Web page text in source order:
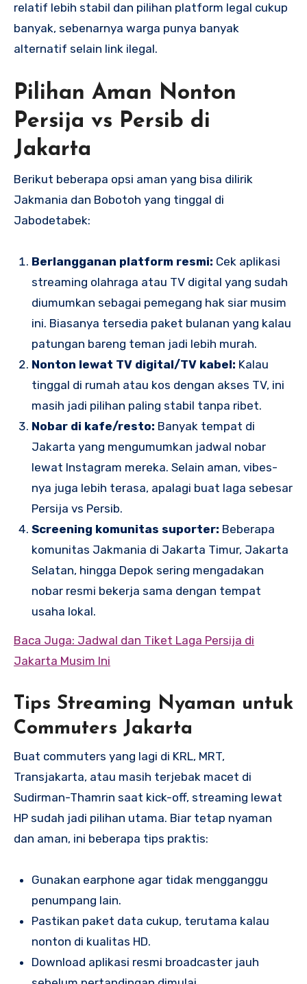
relatif lebih stabil dan pilihan platform legal cukup
banyak, sebenarnya warga punya banyak
alternatif selain link ilegal.
Pilihan Aman Nonton
Persija vs Persib di
Jakarta
Berikut beberapa opsi aman yang bisa dilirik
Jakmania dan Bobotoh yang tinggal di
Jabodetabek:
Berlangganan platform resmi: Cek aplikasi
streaming olahraga atau TV digital yang sudah
diumumkan sebagai pemegang hak siar musim
ini. Biasanya tersedia paket bulanan yang kalau
patungan bareng teman jadi lebih murah.
Nonton lewat TV digital/TV kabel: Kalau
tinggal di rumah atau kos dengan akses TV, ini
masih jadi pilihan paling stabil tanpa ribet.
Nobar di kafe/resto: Banyak tempat di
Jakarta yang mengumumkan jadwal nobar
lewat Instagram mereka. Selain aman, vibes-
nya juga lebih terasa, apalagi buat laga sebesar
Persija vs Persib.
Screening komunitas suporter: Beberapa
komunitas Jakmania di Jakarta Timur, Jakarta
Selatan, hingga Depok sering mengadakan
nobar resmi bekerja sama dengan tempat
usaha lokal.
Baca Juga: Jadwal dan Tiket Laga Persija di
Jakarta Musim Ini
Tips Streaming Nyaman untuk
Commuters Jakarta
Buat commuters yang lagi di KRL, MRT,
Transjakarta, atau masih terjebak macet di
Sudirman-Thamrin saat kick-off, streaming lewat
HP sudah jadi pilihan utama. Biar tetap nyaman
dan aman, ini beberapa tips praktis:
Gunakan earphone agar tidak mengganggu
penumpang lain.
Pastikan paket data cukup, terutama kalau
nonton di kualitas HD.
Download aplikasi resmi broadcaster jauh